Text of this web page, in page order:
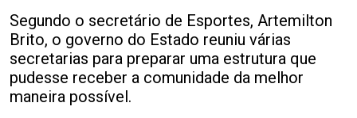
Segundo o secretário de Esportes, Artemilton
Brito, o governo do Estado reuniu várias
secretarias para preparar uma estrutura que
pudesse receber a comunidade da melhor
maneira possível.